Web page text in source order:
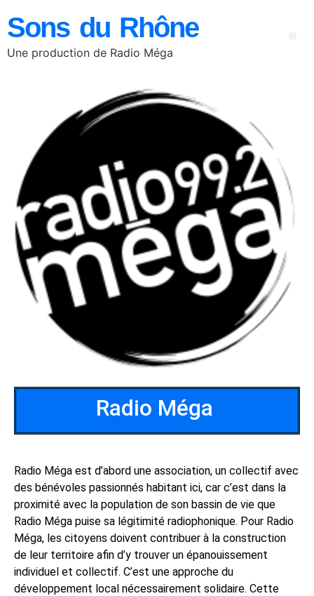
Sons du Rhône
Une production de Radio Méga
Radio Méga
Radio Méga est d’abord une association, un collectif avec
des bénévoles passionnés habitant ici, car c’est dans la
proximité avec la population de son bassin de vie que
Radio Méga puise sa légitimité radiophonique. Pour Radio
Méga, les citoyens doivent contribuer à la construction
de leur territoire afin d’y trouver un épanouissement
individuel et collectif. C’est une approche du
développement local nécessairement solidaire. Cette